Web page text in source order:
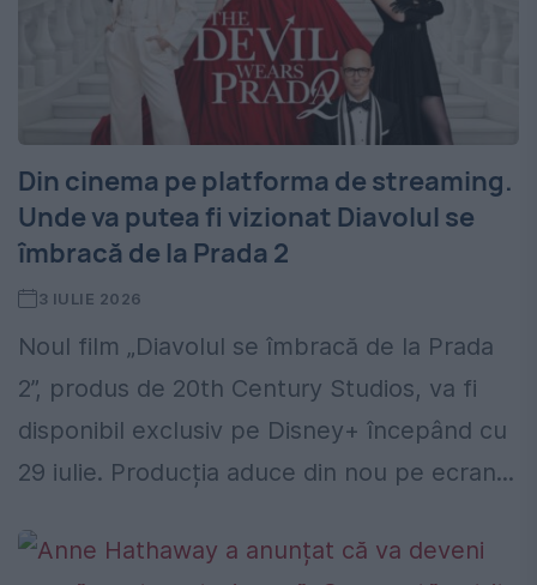
Din cinema pe platforma de streaming.
Unde va putea fi vizionat Diavolul se
îmbracă de la Prada 2
3 IULIE 2026
Noul film „Diavolul se îmbracă de la Prada
2”, produs de 20th Century Studios, va fi
disponibil exclusiv pe Disney+ începând cu
29 iulie. Producția aduce din nou pe ecran...